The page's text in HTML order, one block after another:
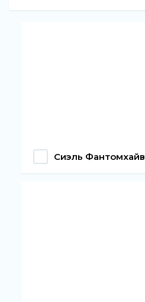
Сиэль Фантомхайв